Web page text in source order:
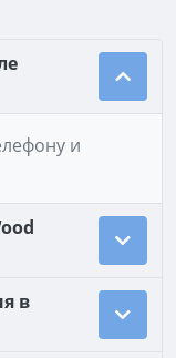
и
в